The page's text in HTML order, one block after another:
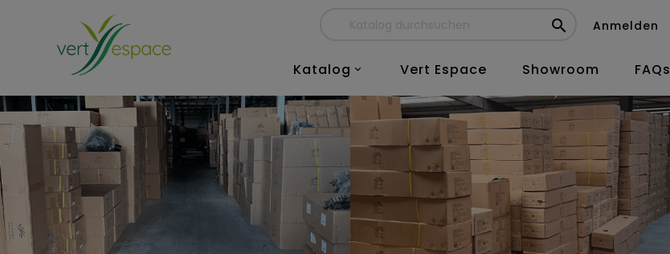
 Anmelden

Katalog Vert Espace Showroom FAQs